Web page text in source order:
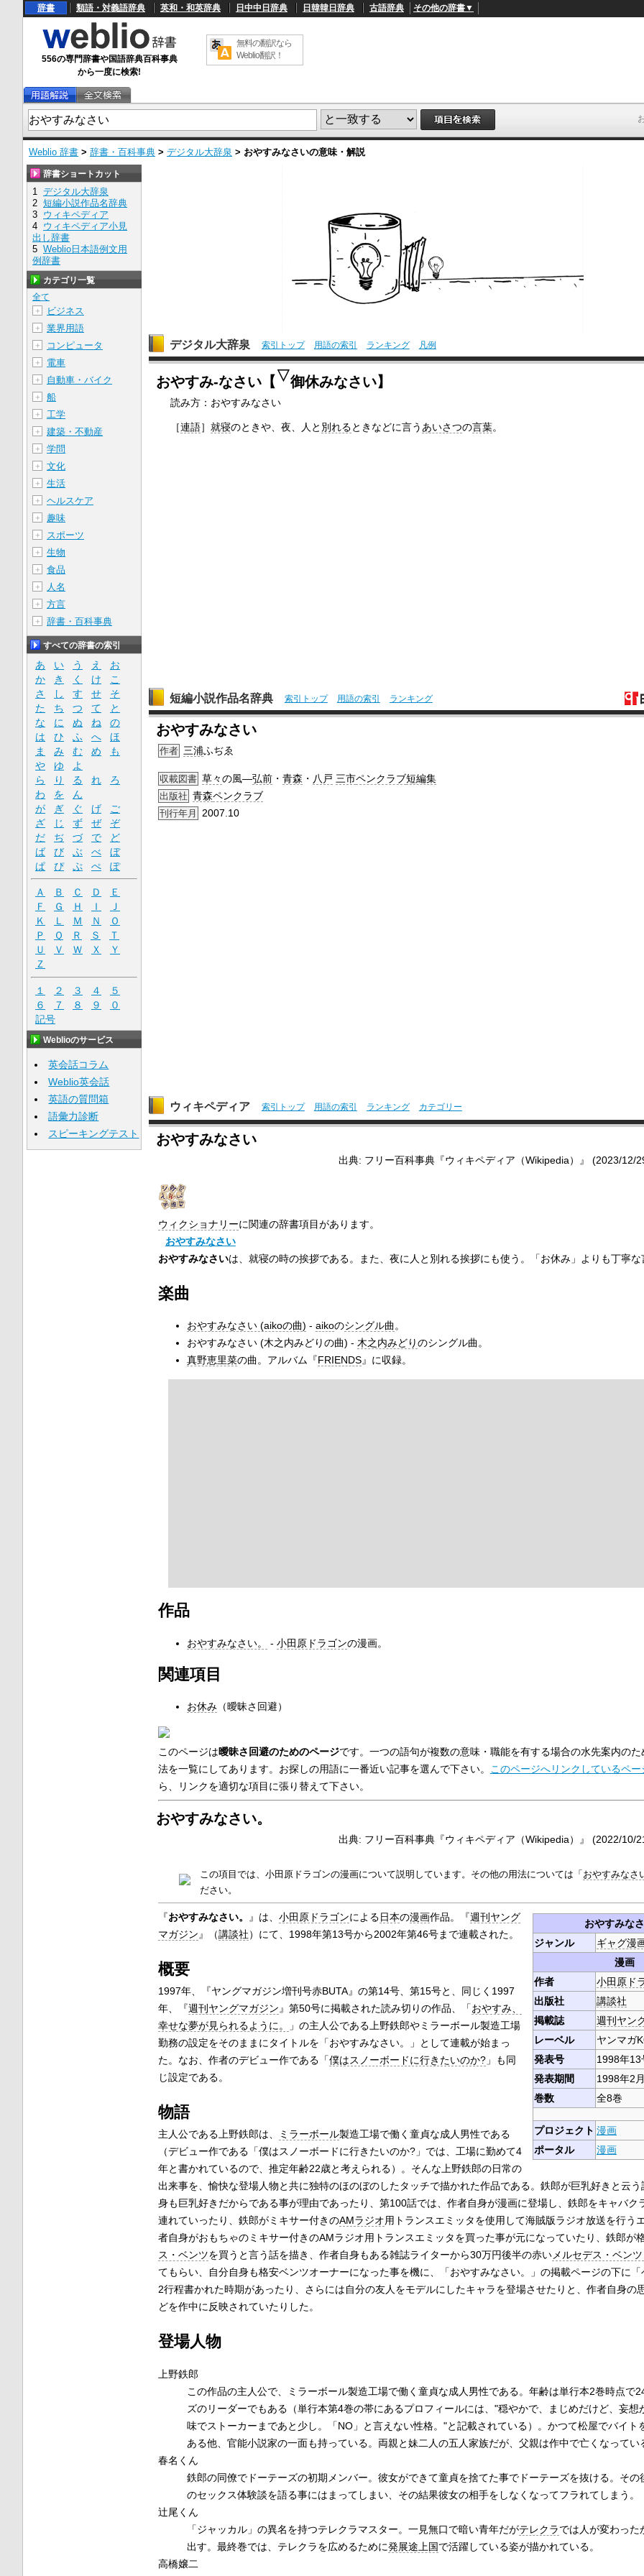
辞書 類語・対義語辞典 英和・和英辞典 日中中日辞典 日韓韓日辞典 古語辞典 その他の辞書▼
556の専門辞書や国語辞典百科事典
から一度に検索!
無料の翻訳なら
Weblio翻訳！
Weblio 辞書 > 辞書・百科事典 > デジタル大辞泉 > おやすみなさいの意味・解説
デジタル大辞泉 索引トップ 用語の索引 ランキング 凡例
おやすみ‐なさい【 ▽御休みなさい】
読み方：おやすみなさい
［連語］就寝のときや、夜、人と 別れるときなどに言う あいさつの言葉。
短編小説作品名辞典 索引トップ 用語の索引 ランキング
おやすみなさい
作者 三浦ふぢゑ
収載図書 草々の風―弘前・ 青森 ・ 八戸 三市ペンクラブ短編集
出版社 青森ペンクラブ
刊行年月 2007.10
ウィキペディア 索引トップ 用語の索引 ランキング カテゴリー
おやすみなさい
出典: フリー百科事典『ウィキペディア（Wikipedia）』 (2023/12/
ウィクショナリーに関連の辞書項目があります。
おやすみなさい
おやすみなさいは、就寝の時の挨拶である。また、夜に人と別れる挨拶にも使う。「お休み」よりも丁寧な
楽曲
おやすみなさい (aikoの曲) - aikoのシングル曲。
おやすみなさい (木之内みどりの曲) - 木之内みどりのシングル曲。
真野恵里菜の曲。アルバム『FRIENDS』に収録。
作品
おやすみなさい。 - 小田原ドラゴンの漫画。
関連項目
お休み（曖昧さ回避）
このページは曖昧さ回避のためのページです。一つの語句が複数の意味・職能を有する場合の水先案内のた
法を一覧にしてあります。お探しの用語に一番近い記事を選んで下さい。
このページへリンクしているペー
ら、リンクを適切な項目に張り替えて下さい。
おやすみなさい。
出典: フリー百科事典『ウィキペディア（Wikipedia）』 (2022/10/
この項目では、小田原ドラゴンの漫画について説明しています。その他の用法については「 おやすみなさ
ださい。
おやすみなさ
ジャンル
ギャグ漫
漫画
作者
小田原ド
出版社
講談社
掲載誌
週刊ヤン
レーベル
ヤンマガ
発表号
1998年
発表期間
1998年2
巻数
全8巻
プロジェクト 漫画
ポータル
漫画
『おやすみなさい。 』は、 小田原ドラゴンによる日本の漫画作品。『週刊ヤング
マガジン 』（講談社）にて、1998年第13号から2002年第46号まで連載された。
概要
1997年、『ヤングマガジン増刊号赤BUTA』の第14号、第15号と、同じく1997
年、『週刊ヤングマガジン 』第50号に掲載された読み切りの作品、「おやすみ、
幸せな夢が見られるように。
」の主人公である上野鉄郎やミラーボール製造工場
勤務の設定をそのままにタイトルを「おやすみなさい。」として連載が始まっ
た。なお、作者のデビュー作である「僕はスノーボードに行きたいのか?」も同
じ設定である。
物語
主人公である上野鉄郎は、 ミラーボール製造工場で働く童貞な成人男性である
（デビュー作である「僕はスノーボードに行きたいのか?」では、工場に勤めて4
年と書かれているので、推定年齢22歳と考えられる）。そんな上野鉄郎の日常の
出来事を、愉快な登場人物と共に独特のほのぼのしたタッチで描かれた作品である。鉄郎が巨乳好きと云う
身も巨乳好きだからである事が理由であったり、第100話では、作者自身が漫画に登場し、鉄郎をキャバク
連れていったり、鉄郎がミキサー付きのAMラジオ用トランスエミッタを使用して海賊版ラジオ放送を行う
者自身がおもちゃのミキサー付きのAMラジオ用トランスエミッタを買った事が元になっていたり、鉄郎が
ス・ベンツを買うと言う話を描き、作者自身もある雑誌ライターから30万円後半の赤いメルセデス・ベン
てもらい、自分自身も格安ベンツオーナーになった事を機に、「おやすみなさい。」の掲載ページの下に
2行程書かれた時期があったり、さらには自分の友人をモデルにしたキャラを登場させたりと、作者自身の
どを作中に反映されていたりした。
登場人物
上野鉄郎
この作品の主人公で、ミラーボール製造工場で働く童貞な成人男性である。年齢は単行本2巻時点で
ズのリーダーでもある（単行本第4巻の帯にあるプロフィールには、"穏やかで、まじめだけど、妄想
味でストーカーまであと少し。「NO」と言えない性格。"と記載されている）。かつて松屋でバイト
ある他、官能小説家の一面も持っている。両親と妹二人の五人家族だが、父親は作中で亡くなってい
春名くん
鉄郎の同僚でドーテーズの初期メンバー。彼女ができて童貞を捨てた事でドーテーズを抜ける。その
のセックス体験談を語る事にはまってしまい、その結果彼女の相手をしなくなってフラれてしまう。
辻尾くん
「ジャッカル」の異名を持つテレクラマスター。一見無口で暗い青年だがテレクラでは人が変わった
出す。最終巻では、テレクラを広めるために発展途上国で活躍している姿が描かれている。
高橋嬢二
辞書ショートカット
1 デジタル大辞泉
2 短編小説作品名辞典
3 ウィキペディア
4 ウィキペディア小見
出し辞書
5 Weblio日本語例文用
例辞書
カテゴリ一覧
全て
＋
ビジネス
＋ 業界用語
＋ コンピュータ
＋ 電車
＋ 自動車・バイク
＋ 船
＋ 工学
＋ 建築・不動産
＋ 学問
＋ 文化
＋ 生活
＋ ヘルスケア
＋ 趣味
＋ スポーツ
＋ 生物
＋ 食品
＋ 人名
＋ 方言
＋ 辞書・百科事典
すべての辞書の索引
あ い う え
お
か
き く け
こ
さ
し す せ
そ
た
ち つ て
と
な
に ぬ ね
の
は
ひ ふ へ
ほ
ま
み む め
も
や
ゆ
よ
ら
り る れ
ろ
わ
を
ん
が
ぎ ぐ げ
ご
ざ
じ ず ぜ
ぞ
だ
ぢ づ で
ど
ば
び ぶ べ
ぼ
ぱ
ぴ ぷ ぺ ぽ
Ａ Ｂ Ｃ Ｄ
Ｅ
Ｆ
Ｇ Ｈ Ｉ
Ｊ
Ｋ
Ｌ Ｍ Ｎ
Ｏ
Ｐ
Ｑ Ｒ Ｓ
Ｔ
Ｕ
Ｖ Ｗ Ｘ
Ｙ
Ｚ
１ ２ ３ ４
５
６
７ ８ ９
０
記号
Weblioのサービス
英会話コラム
Weblio英会話
英語の質問箱
語彙力診断
スピーキングテスト